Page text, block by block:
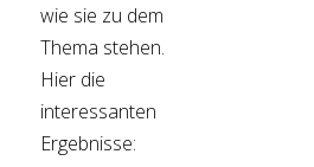
wie sie zu dem
Thema stehen.
Hier die
interessanten
Ergebnisse: